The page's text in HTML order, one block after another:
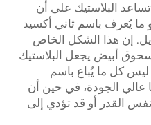
البلاستيك على أن
ما يُعرف باسم ثاني أكسيد
إن هذا الشكل الخاص
أبيض يجعل البلاستيك
ليس كل ما يُباع باسم
عالي الجودة، في حين أن
القدر أو قد تؤدي إلى